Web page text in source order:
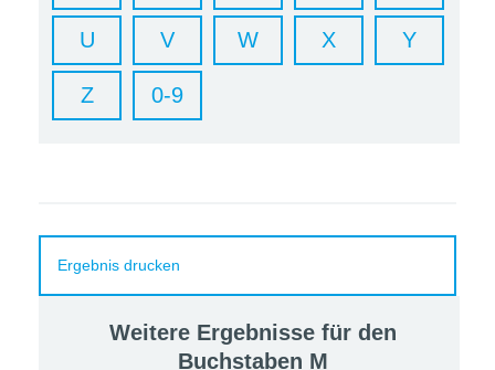
U V W X Y
Z 0-9
Ergebnis drucken
Weitere Ergebnisse für den
Buchstaben M